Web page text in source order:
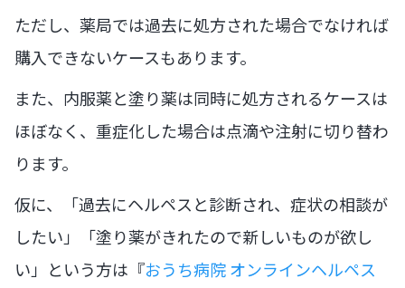
ただし、薬局では過去に処方された場合でなければ
購入できないケースもあります。
また、内服薬と塗り薬は同時に処方されるケースは
ほぼなく、重症化した場合は点滴や注射に切り替わ
ります。
仮に、「過去にヘルペスと診断され、症状の相談が
したい」「塗り薬がきれたので新しいものが欲し
い」という方は『おうち病院 オンラインヘルペス